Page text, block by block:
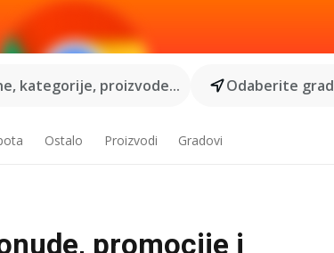
kategorije, proizvode...
Odaberite grad
Ostalo Proizvodi Gradovi
promocije i